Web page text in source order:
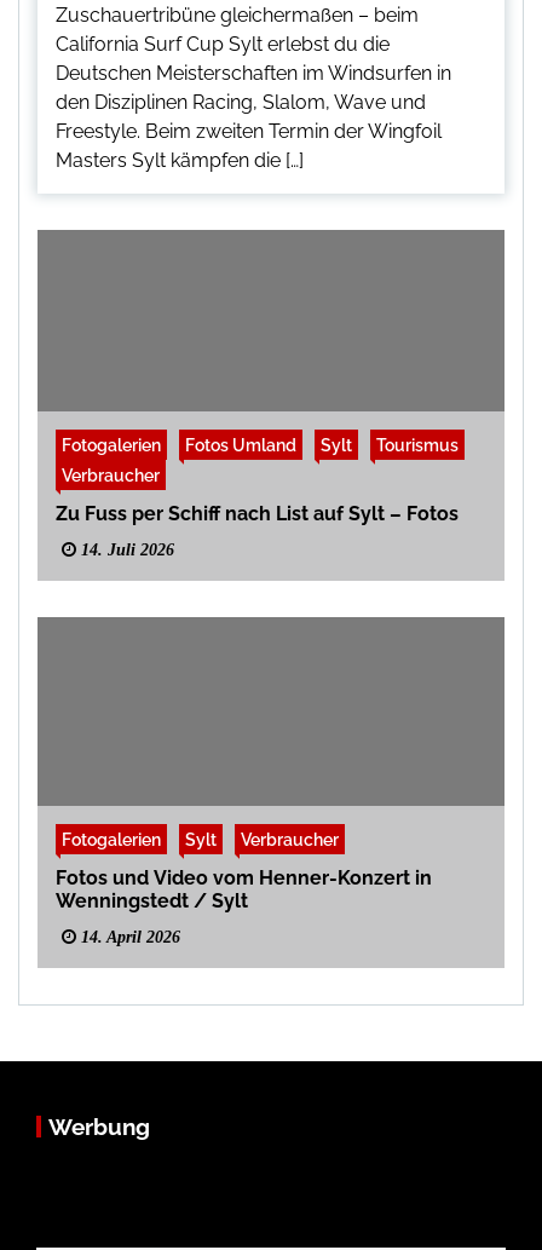
Zuschauertribüne gleichermaßen – beim
California Surf Cup Sylt erlebst du die
Deutschen Meisterschaften im Windsurfen in
den Disziplinen Racing, Slalom, Wave und
Freestyle. Beim zweiten Termin der Wingfoil
Masters Sylt kämpfen die […]
Fotogalerien Fotos Umland Sylt
Tourismus
Verbraucher
Zu Fuss per Schiff nach List auf Sylt – Fotos
14. Juli 2026
Fotogalerien Sylt Verbraucher
Fotos und Video vom Henner-Konzert in
Wenningstedt / Sylt
14. April 2026
Werbung